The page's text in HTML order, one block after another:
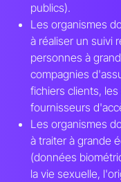
publics).
Les organismes
à réaliser un suivi
personnes à
compagnies
fichiers clients,
fournisseurs
Les organismes
à traiter à grande
(données
la vie sexuelle,